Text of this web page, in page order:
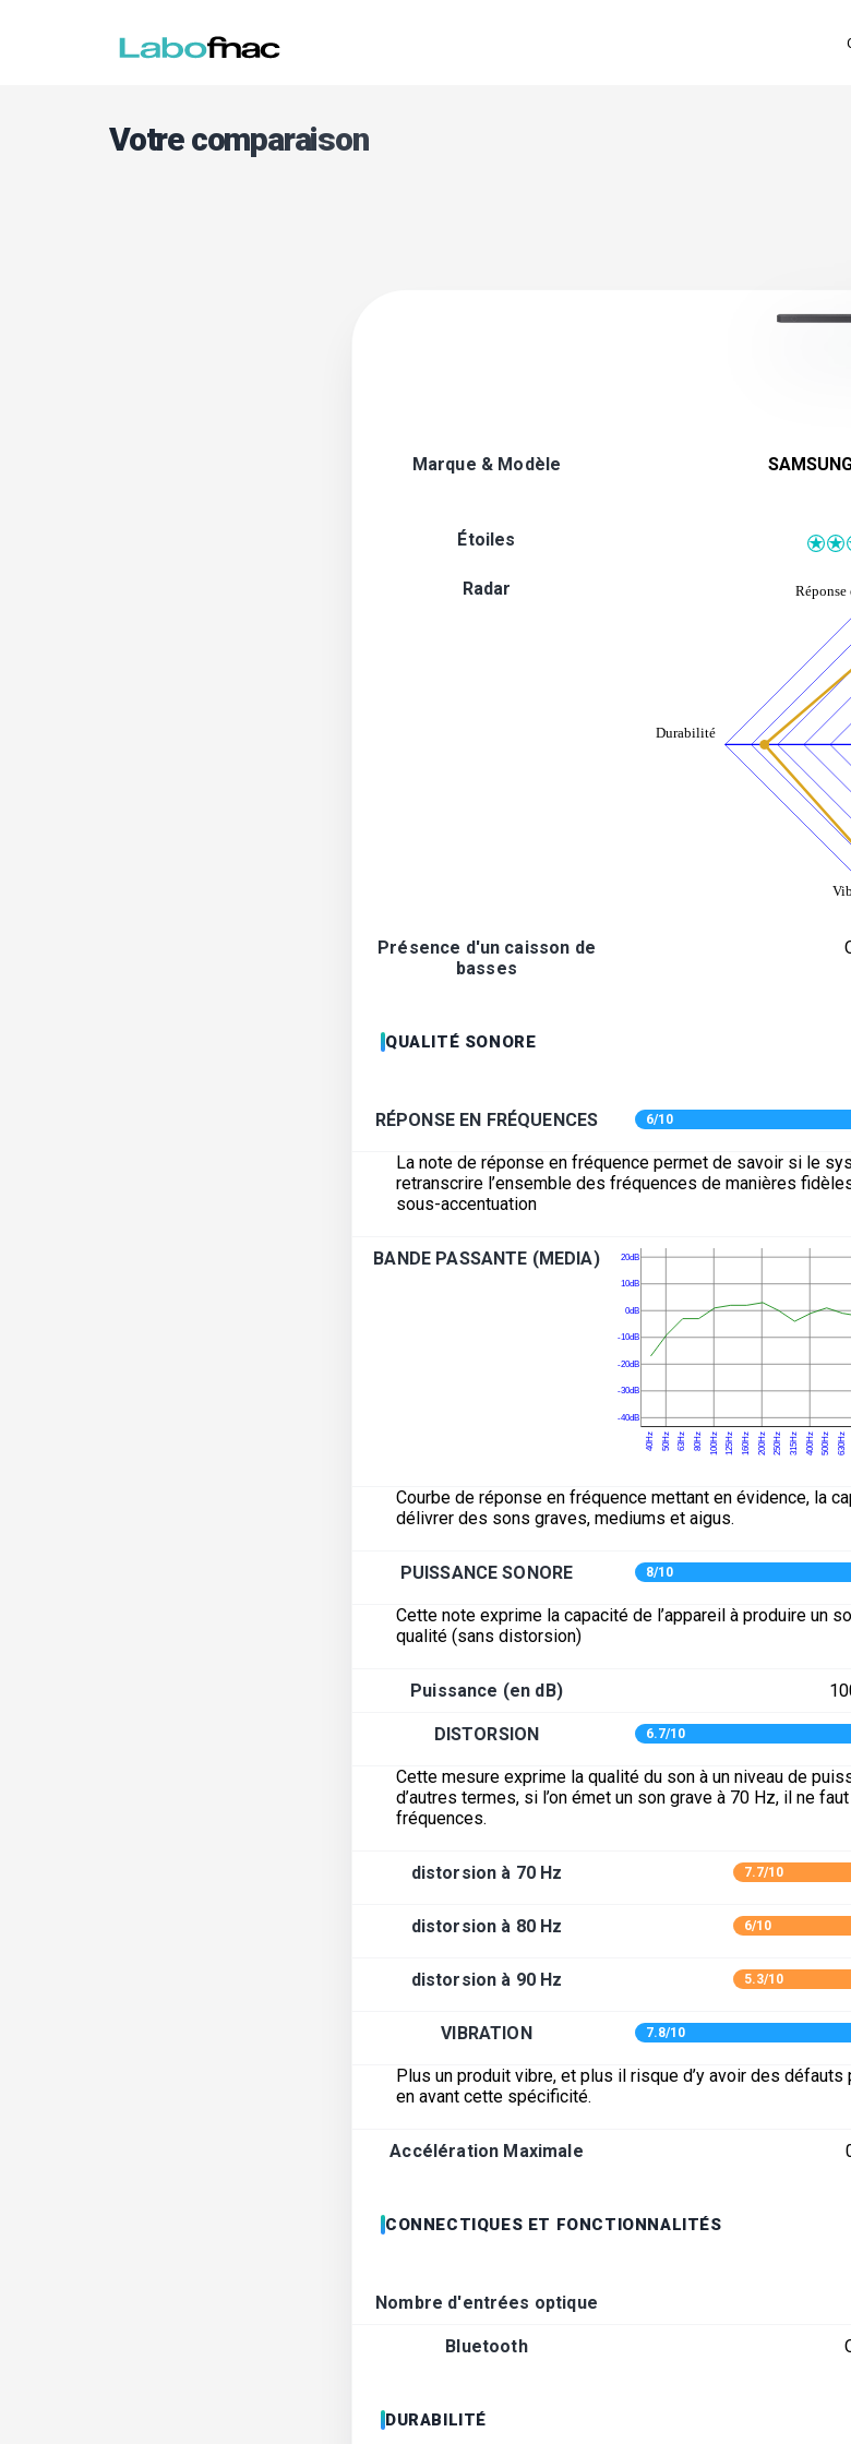
Votre comparaison
Marque & Modèle
Étoiles
Radar
Présence d'un caisson de
basses
QUALITÉ SONORE
RÉPONSE EN FRÉQUENCES 6/10
La note de réponse en fréquence permet de savoir si le
retranscrire l’ensemble des fréquences de manières
sous-accentuation
BANDE PASSANTE (MEDIA)
Courbe de réponse en fréquence mettant en évidence, la
délivrer des sons graves, mediums et aigus.
PUISSANCE SONORE 8/10
Cette note exprime la capacité de l’appareil à produire un
qualité (sans distorsion)
Puissance (en dB)
DISTORSION 6.7/10
Cette mesure exprime la qualité du son à un niveau de
d’autres termes, si l’on émet un son grave à 70 Hz, il ne
fréquences.
distorsion à 70 Hz 7.7/10
distorsion à 80 Hz 6/10
distorsion à 90 Hz 5.3/10
VIBRATION 7.8/10
Plus un produit vibre, et plus il risque d’y avoir des
en avant cette spécificité.
Accélération Maximale
CONNECTIQUES ET FONCTIONNALITÉS
Nombre d'entrées optique
Bluetooth
DURABILITÉ